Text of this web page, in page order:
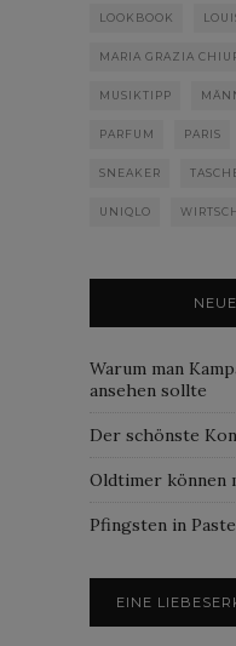
LOOKBOOK
MARIA GRAZIA
MUSIKTIPP
PARFUM PARIS
SNEAKER
UNIQLO
Warum man
ansehen sollte
Der schönste
Oldtimer können
Pfingsten in
EINE